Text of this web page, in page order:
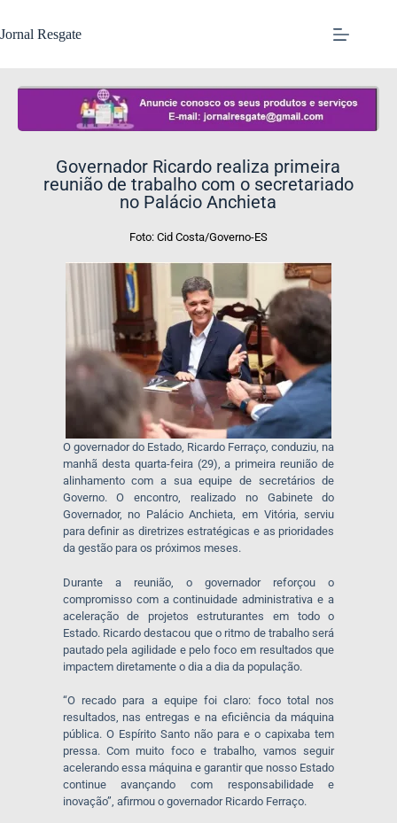
Jornal Resgate
Governador Ricardo realiza primeira
reunião de trabalho com o secretariado
no Palácio Anchieta
Foto: Cid Costa/Governo-ES
O governador do Estado, Ricardo Ferraço, conduziu, na
manhã desta quarta-feira (29), a primeira reunião de
alinhamento com a sua equipe de secretários de
Governo. O encontro, realizado no Gabinete do
Governador, no Palácio Anchieta, em Vitória, serviu
para definir as diretrizes estratégicas e as prioridades
da gestão para os próximos meses.
Durante a reunião, o governador reforçou o
compromisso com a continuidade administrativa e a
aceleração de projetos estruturantes em todo o
Estado. Ricardo destacou que o ritmo de trabalho será
pautado pela agilidade e pelo foco em resultados que
impactem diretamente o dia a dia da população.
“O recado para a equipe foi claro: foco total nos
resultados, nas entregas e na eficiência da máquina
pública. O Espírito Santo não para e o capixaba tem
pressa. Com muito foco e trabalho, vamos seguir
acelerando essa máquina e garantir que nosso Estado
continue avançando com responsabilidade e
inovação”, afirmou o governador Ricardo Ferraço.